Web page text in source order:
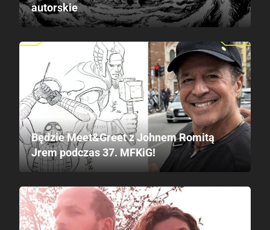
autorskie
Będzie Meet&Greet z Johnem Romitą
Jrem podczas 37. MFKiG!